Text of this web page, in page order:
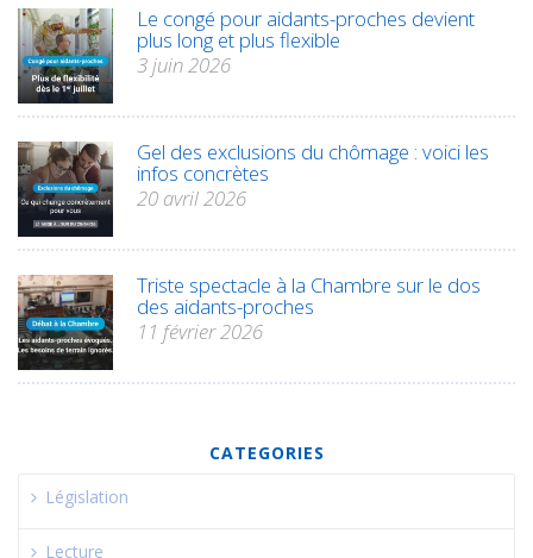
Le congé pour aidants-proches devient
plus long et plus flexible
3 juin 2026
Gel des exclusions du chômage : voici les
infos concrètes
20 avril 2026
Triste spectacle à la Chambre sur le dos
des aidants-proches
11 février 2026
CATEGORIES
Législation
Lecture